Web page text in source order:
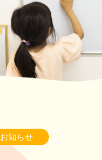
お知らせ